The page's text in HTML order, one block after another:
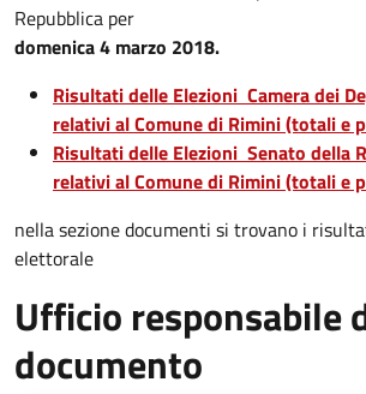
Repubblica per
domenica 4 marzo 2018.
Risultati delle Elezioni Camera dei
relativi al Comune di Rimini (totali e
Risultati delle Elezioni Senato della
relativi al Comune di Rimini (totali e
nella sezione documenti si trovano i
elettorale
Ufficio responsabile
documento